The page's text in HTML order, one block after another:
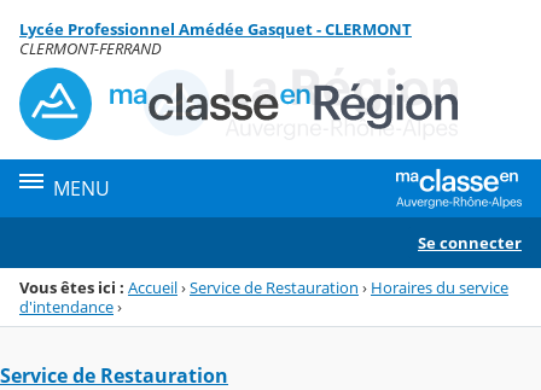
Menu de la rubrique
Contenu
Lycée Professionnel Amédée Gasquet - CLERMONT
CLERMONT-FERRAND
MENU
Se connecter
Vous êtes ici : Accueil›Service de Restauration › Horaires du service
d'intendance›
Service de Restauration